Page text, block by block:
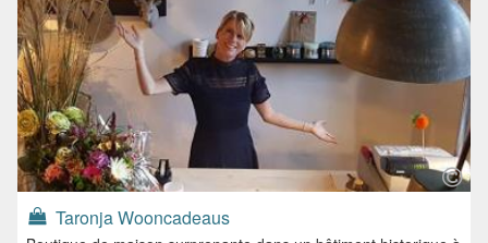
Taronja Wooncadeaus